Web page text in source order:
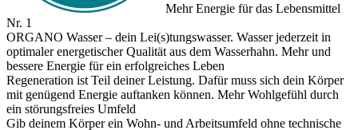
Mehr Energie für das Lebensmittel
Nr. 1
ORGANO Wasser – dein Lei(s)tungswasser. Wasser jederzeit in
optimaler energetischer Qualität aus dem Wasserhahn. Mehr und
bessere Energie für ein erfolgreiches Leben
Regeneration ist Teil deiner Leistung. Dafür muss sich dein Körper
mit genügend Energie auftanken können. Mehr Wohlgefühl durch
ein störungsfreies Umfeld
Gib deinem Körper ein Wohn- und Arbeitsumfeld ohne technische